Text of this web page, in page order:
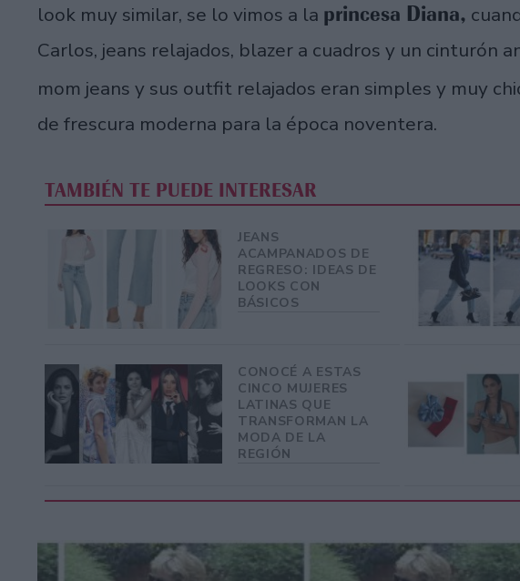
look muy similar, se lo vimos a la princesa Diana,
Carlos, jeans relajados, blazer a cuadros y un cinturón
mom jeans y sus outfit relajados eran simples y muy
de frescura moderna para la época noventera.
TAMBIÉN TE PUEDE INTERESAR
JEANS
ACAMPANADOS DE
REGRESO: IDEAS DE
LOOKS CON
BÁSICOS
CONOCÉ A ESTAS
CINCO MUJERES
LATINAS QUE
TRANSFORMAN LA
MODA DE LA
REGIÓN